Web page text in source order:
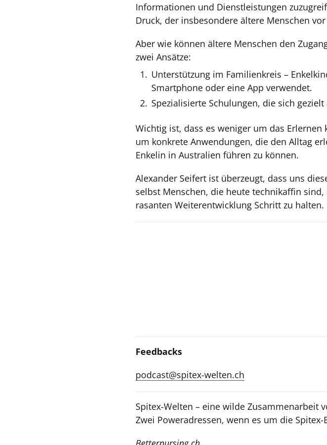
Informationen und Dienstleistungen
Druck, der insbesondere ältere Menschen
Aber wie können ältere Menschen den
zwei Ansätze:
Unterstützung im Familienkreis –
Smartphone oder eine App verwendet.
Spezialisierte Schulungen, die sich
Wichtig ist, dass es weniger um das
um konkrete Anwendungen, die den Alltag
Enkelin in Australien führen zu können.
Alexander Seifert ist überzeugt, dass uns
selbst Menschen, die heute technikaffin
rasanten Weiterentwicklung Schritt zu halten.
Feedbacks
podcast@spitex-welten.ch
Spitex-Welten – eine wilde Zusammenarbeit
Zwei Poweradressen, wenn es um die